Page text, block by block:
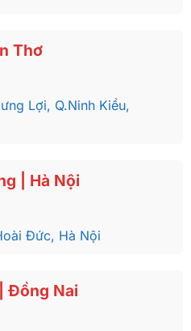
Thơ
Lợi, Q.Ninh Kiều,
| Hà Nội
Đức, Hà Nội
Đồng Nai